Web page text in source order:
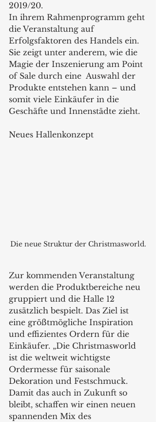
2019/20.
In ihrem Rahmenprogramm geht
die Veranstaltung auf
Erfolgsfaktoren des Handels ein.
Sie zeigt unter anderem, wie die
Magie der Inszenierung am Point
of Sale durch eine  Auswahl der
Produkte entstehen kann – und
somit viele Einkäufer in die
Geschäfte und Innenstädte zieht.
Neues Hallenkonzept
Die neue Struktur der Christmasworld.
Zur kommenden Veranstaltung
werden die Produktbereiche neu
gruppiert und die Halle 12
zusätzlich bespielt. Das Ziel ist
eine größtmögliche Inspiration
und effizientes Ordern für die
Einkäufer. „Die Christmasworld
ist die weltweit wichtigste
Ordermesse für saisonale
Dekoration und Festschmuck.
Damit das auch in Zukunft so
bleibt, schaffen wir einen neuen
spannenden Mix des